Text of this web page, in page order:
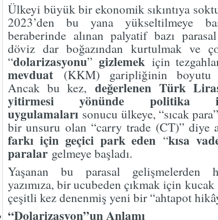
Ülkeyi büyük bir ekonomik sıkıntıya
2023’den bu yana yükseltilmeye
beraberinde alınan palyatif bazı
döviz dar boğazından kurtulmak ve
“dolarizasyonu” gizlemek için
mevduat(KKM) garipliğinin boyutu
Ancak bu kez,değerlenen Türk
yitirmesi yönünde politika
uygulamaları sonucu ülkeye, “sıcak
bir unsuru olan “carry trade (CT)” diye
farkı için geçici park eden “kısa
paralar gelmeye başladı.
Yaşanan bu parasal gelişmelerden
yazımıza, bir ucubeden çıkmak için kucak
çeşitli kez denenmiş yeni bir “ahtapot
“Dolarizasyon”un Anlamı